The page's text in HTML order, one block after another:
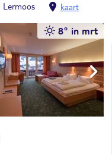
Lermoos kaart
8° in mrt